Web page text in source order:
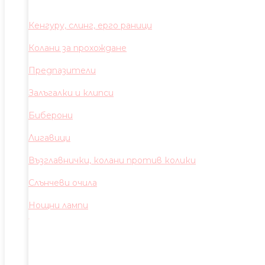
Кенгуру, слинг, ерго раници
Колани за прохождане
Предпазители
Залъгалки и клипси
Биберони
Лигавици
Възглавнички, колани против колики
Слънчеви очила
Нощни лампи